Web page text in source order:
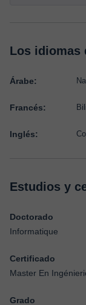
Los idiomas
Árabe:
Francés:
Inglés:
Estudios y
Doctorado
Informatique
Certificado
Master En
Grado